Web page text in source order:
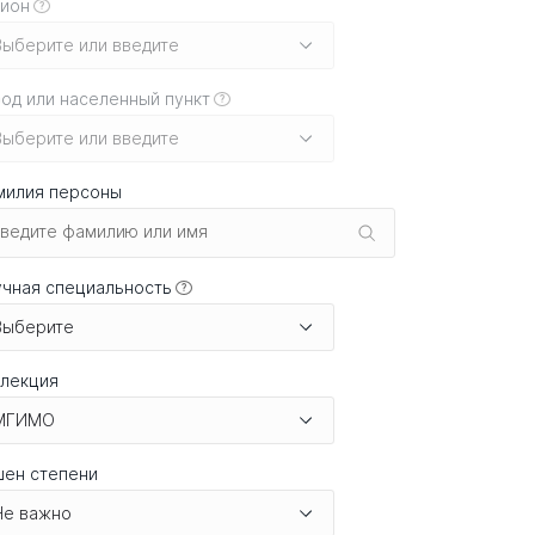
?
или введите
или населенный пункт ?
или введите
персоны
специальность ?
степени
важно